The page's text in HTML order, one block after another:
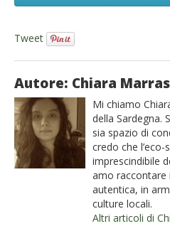
Tweet
Autore: Chiara Marras
Mi chiamo
della Sardegna.
sia spazio di
credo che
imprescindibile
amo raccontare
autentica, in
culture locali.
Altri articoli di